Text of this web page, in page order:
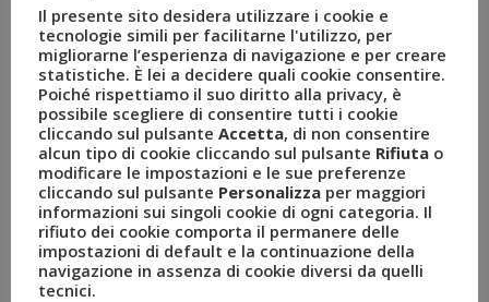
della 69esima edizione del Festival lancerà l’iniziativa
Facebook […]
Il presente sito desidera utilizzare i cookie e
tecnologie simili per facilitarne l'utilizzo, per
migliorarne l’esperienza di navigazione e per creare
statistiche. È lei a decidere quali cookie consentire.
Poiché rispettiamo il suo diritto alla privacy, è
possibile scegliere di consentire tutti i cookie
cliccando sul pulsante Accetta, di non consentire
alcun tipo di cookie cliccando sul pulsante Rifiuta o
modificare le impostazioni e le sue preferenze
cliccando sul pulsante Personalizza per maggiori
informazioni sui singoli cookie di ogni categoria. Il
rifiuto dei cookie comporta il permanere delle
impostazioni di default e la continuazione della
navigazione in assenza di cookie diversi da quelli
tecnici.